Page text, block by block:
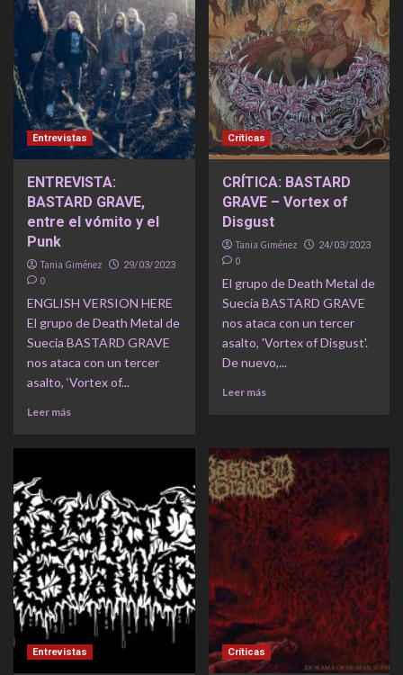
Entrevistas
ENTREVISTA:
BASTARD GRAVE,
entre el vómito y el
Punk
Tania Giménez 29/03/2023
0
ENGLISH VERSION HERE
El grupo de Death Metal de
Suecia BASTARD GRAVE
nos ataca con un tercer
asalto, ‘Vortex of...
Leer más
Críticas
CRÍTICA: BASTARD
GRAVE – Vortex of
Disgust
Tania Giménez 24/03/2023
0
El grupo de Death Metal de
Suecia BASTARD GRAVE
nos ataca con un tercer
asalto, 'Vortex of Disgust'.
De nuevo,...
Leer más
Entrevistas Críticas